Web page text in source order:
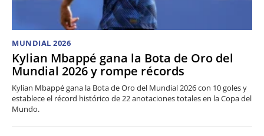
MUNDIAL 2026
Kylian Mbappé gana la Bota de Oro del
Mundial 2026 y rompe récords
Kylian Mbappé gana la Bota de Oro del Mundial 2026 con 10 goles y
establece el récord histórico de 22 anotaciones totales en la Copa del
Mundo.